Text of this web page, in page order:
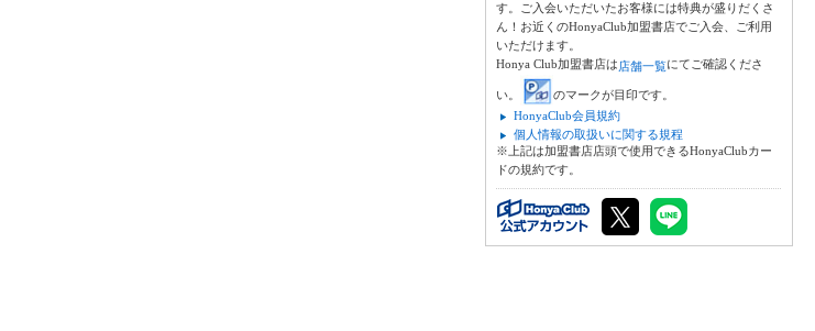
す。ご入会いただいたお客様には特典が盛りだくさ
ん！お近くのHonyaClub加盟書店でご入会、ご利用
いただけます。
Honya Club加盟書店は店舗一覧にてご確認くださ
い。
のマークが目印です。
HonyaClub会員規約
個人情報の取扱いに関する規程
※上記は加盟書店店頭で使用できるHonyaClubカー
ドの規約です。